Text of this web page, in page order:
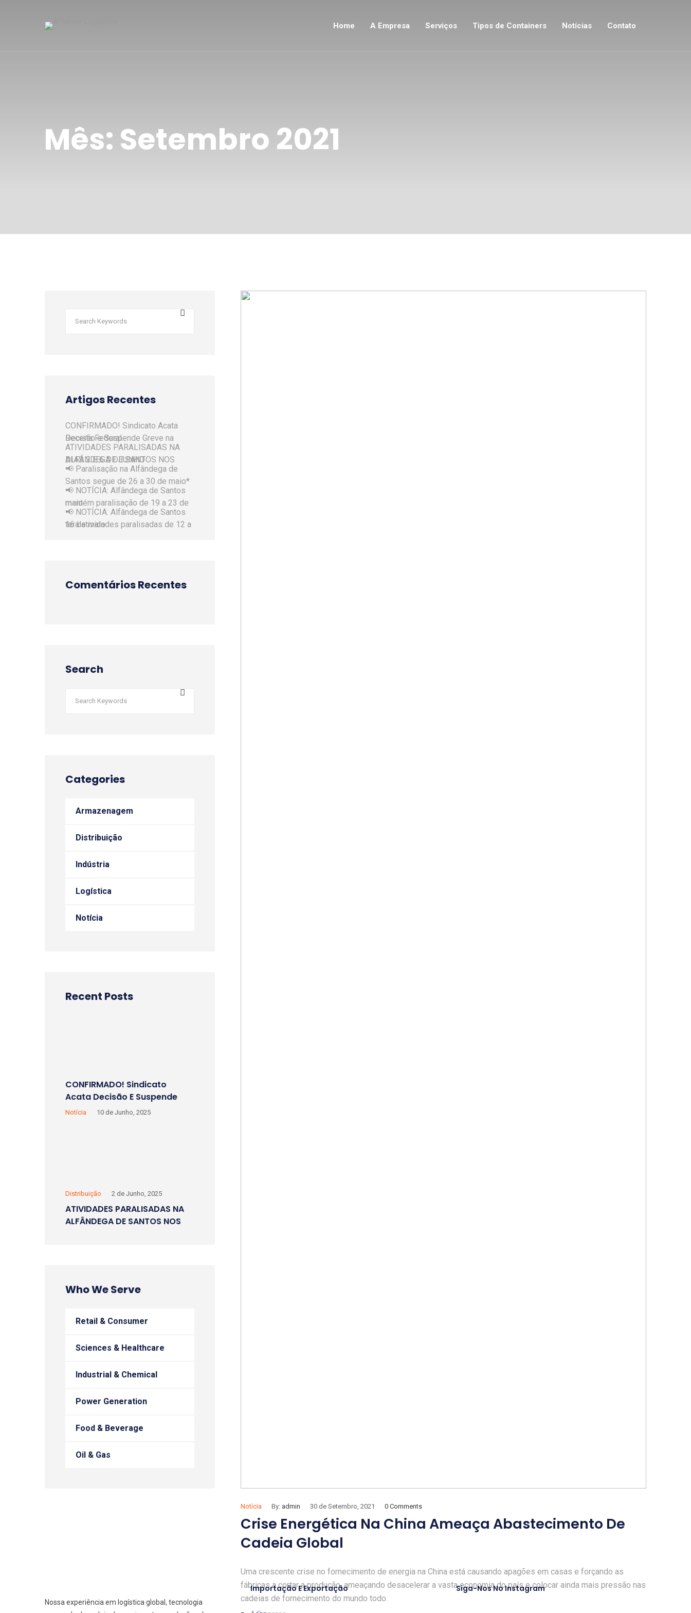
Home A Empresa Serviços Tipos de Containers Notícias Contato
Mês: Setembro 2021
Notícia By: admin 30 de Setembro, 2021 0 Comments
Crise Energética Na China Ameaça Abastecimento De
Cadeia Global
Uma crescente crise no fornecimento de energia na China está causando apagões em casas e forçando as
fábricas a cortar a produção, ameaçando desacelerar a vasta economia do país e colocar ainda mais pressão nas
cadeias de fornecimento do mundo todo.
Artigos Recentes
CONFIRMADO! Sindicato Acata
ATIVIDADES PARALISADAS NA
📢 Paralisação na Alfândega de
📢 NOTÍCIA: Alfândega de Santos
📢 NOTÍCIA: Alfândega de Santos
Comentários Recentes
Search
Categories
Armazenagem
Distribuição
Indústria
Logística
Notícia
Recent Posts
CONFIRMADO! Sindicato
Acata Decisão E Suspende
Greve Na Receita Federal.
Notícia 10 de Junho, 2025
ATIVIDADES PARALISADAS NA
ALFÂNDEGA DE SANTOS NOS
Distribuição 2 de Junho, 2025
Who We Serve
Retail & Consumer
Sciences & Healthcare
Industrial & Chemical
Power Generation
Food & Beverage
Oil & Gas
Nossa experiência em logística global, tecnologia
Importação E Exportação Siga-Nos No Instagram